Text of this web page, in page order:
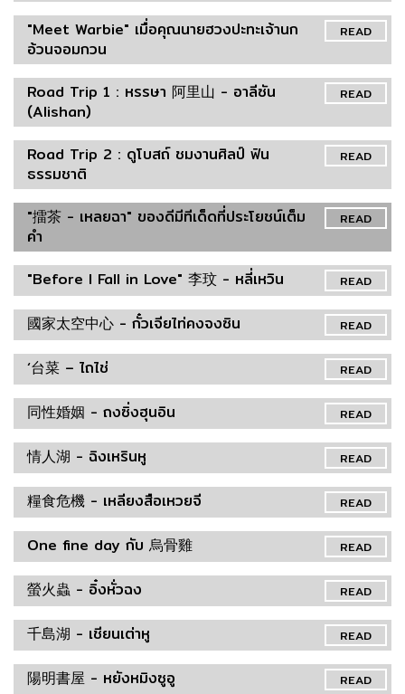
READ
"Meet Warbie" เมื่อคุณนายฮวงปะทะเจ้านก
อ้วนจอมกวน
READ
Road Trip 1 : หรรษา 阿里山 - อาลีซัน
(Alishan)
READ
Road Trip 2 : ดูโบสถ์ ชมงานศิลป์ ฟิน
ธรรมชาติ
READ
"擂茶 - เหลยฉา" ของดีมีทีเด็ดที่ประโยชน์เต็ม
คำ
READ
"Before I Fall in Love" 李玟 - หลี่เหวิน
READ
國家太空中心 - กั๋วเจียไท่คงจงซิน
READ
‘台菜 – ไถไช่
READ
同性婚姻 - ถงซิ่งฮุนอิน
READ
情人湖 - ฉิงเหรินหู
READ
糧食危機 - เหลียงสือเหวยจี
READ
One fine day กับ 烏骨雞
READ
螢火蟲 - อิ๋งหั่วฉง
READ
千島湖 - เชียนเต่าหู
READ
陽明書屋 - หยังหมิงซูอู